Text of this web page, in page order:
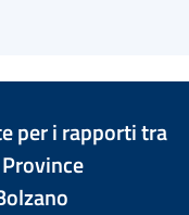
per i rapporti tra